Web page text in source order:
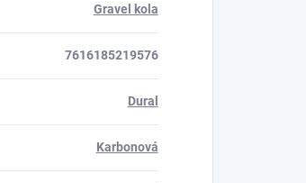
Gravel kola
7616185219576
Dural
Karbonová